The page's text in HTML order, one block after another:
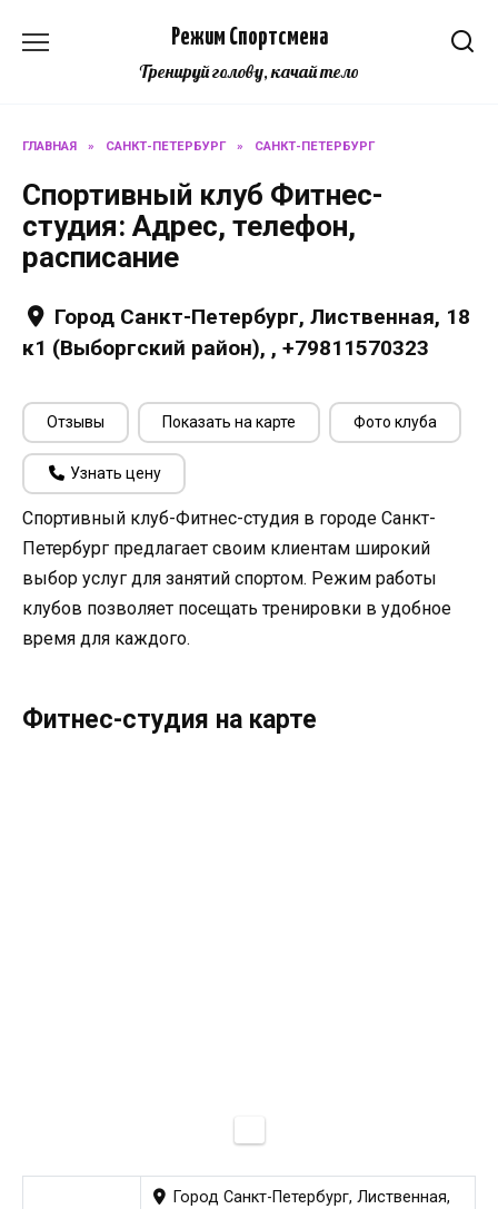
Режим Спортсмена
Тренируй голову, качай тело
ГЛАВНАЯ » САНКТ-ПЕТЕРБУРГ » САНКТ-ПЕТЕРБУРГ
Спортивный клуб Фитнес-
студия: Адрес, телефон,
расписание
Город Санкт-Петербург, Лиственная, 18
к1 (Выборгский район), , +79811570323
Отзывы Показать на карте Фото клуба
Узнать цену
Спортивный клуб-Фитнес-студия в городе Санкт-
Петербург предлагает своим клиентам широкий
выбор услуг для занятий спортом. Режим работы
клубов позволяет посещать тренировки в удобное
время для каждого.
Фитнес-студия на карте
Город Санкт-Петербург, Лиственная,